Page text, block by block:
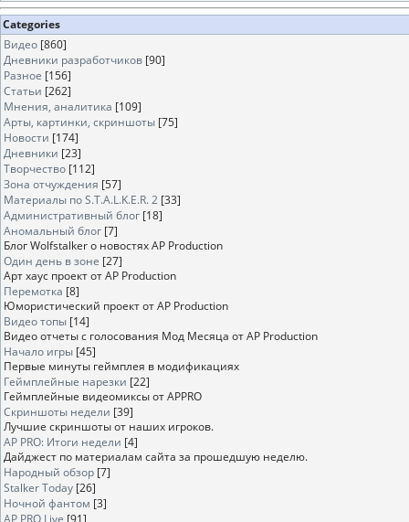
Categories
Видео [860]
Дневники разработчиков [90]
Разное [156]
Статьи [262]
Мнения, аналитика [109]
Арты, картинки, скриншоты [75]
Новости [174]
Дневники [23]
Творчество [112]
Зона отчуждения [57]
Материалы по S.T.A.L.K.E.R. 2 [33]
Административный блог [18]
Аномальный блог [7]
Блог Wolfstalker о новостях AP Production
Один день в зоне [27]
Арт хаус проект от AP Production
Перемотка [8]
Юмористический проект от AP Production
Видео топы [14]
Видео отчеты с голосования Мод Месяца от AP Production
Начало игры [45]
Первые минуты геймплея в модификациях
Геймплейные нарезки [22]
Геймплейные видеомиксы от APPRO
Скриншоты недели [39]
Лучшие скриншоты от наших игроков.
AP PRO: Итоги недели [4]
Дайджест по материалам сайта за прошедшую неделю.
Народный обзор [7]
Stalker Today [26]
Ночной фантом [3]
AP PRO Live [91]